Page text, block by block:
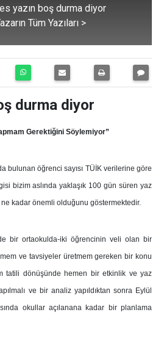
yazın boş durma diyor
Tüm Yazıları >
durma diyor
Gerektiğini Söylemiyor”
bulunan öğrenci sayısı TÜİK verilerine göre
bizim aslında yaklaşık 100 gün süren yaz
kadar önemli olduğunu göstermektedir.
bir ortaokulda-iki öğrencinin veli olan bir
ve tavsiyeler üretmem gereken bir konu
tatili dönüşünde hemen bir etkinlik ve yaz
ve bir analiz yapıldıktan sonra Eylül
okullar açılanana kadar bir planlama